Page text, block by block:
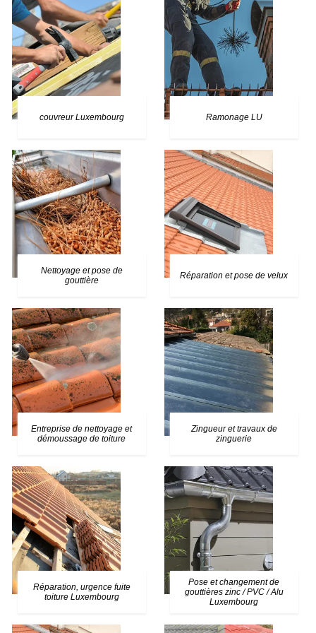
couvreur Luxembourg Ramonage LU
Nettoyage et pose de
gouttière
Réparation et pose de velux
Entreprise de nettoyage et
démoussage de toiture
Zingueur et travaux de
zinguerie
Réparation, urgence fuite
toiture Luxembourg
Pose et changement de
gouttières zinc / PVC / Alu
Luxembourg